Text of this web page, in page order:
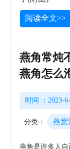
阅读全文>>
燕角常炖
燕角怎么
时间 ：2023-
分类： 燕窝
燕角是许多人